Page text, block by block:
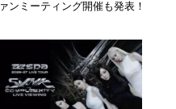
ァンミーティング開催も発表！